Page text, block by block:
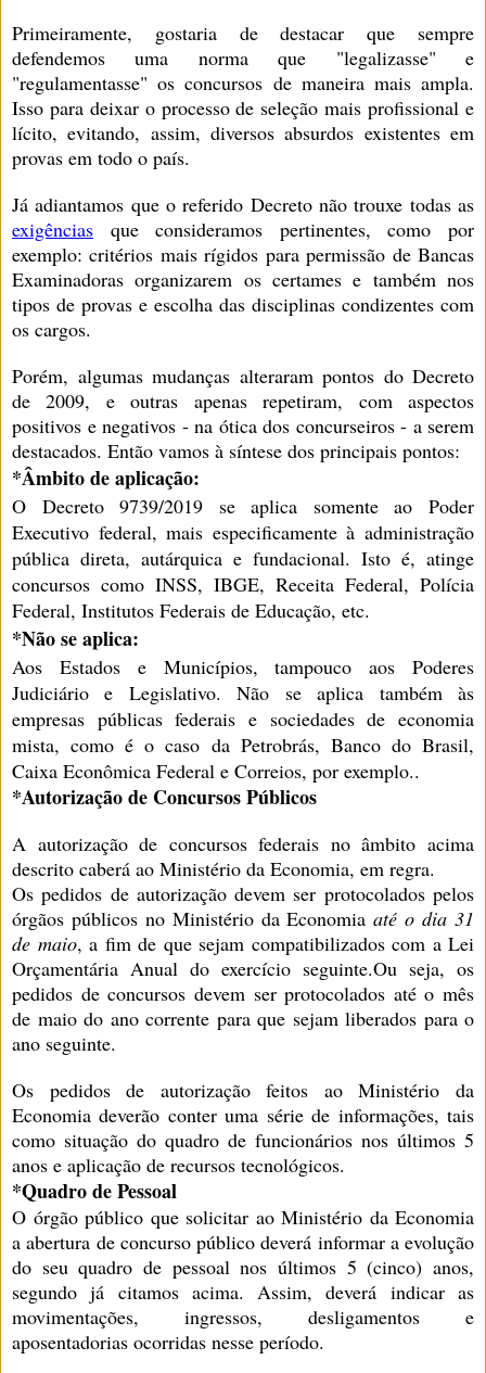
Primeiramente, gostaria de destacar que sempre
defendemos uma norma que "legalizasse" e
"regulamentasse" os concursos de maneira mais ampla.
Isso para deixar o processo de seleção mais profissional e
lícito, evitando, assim, diversos absurdos existentes em
provas em todo o país.
Já adiantamos que o referido Decreto não trouxe todas as
exigências que consideramos pertinentes, como por
exemplo: critérios mais rígidos para permissão de Bancas
Examinadoras organizarem os certames e também nos
tipos de provas e escolha das disciplinas condizentes com
os cargos.
Porém, algumas mudanças alteraram pontos do Decreto
de 2009, e outras apenas repetiram, com aspectos
positivos e negativos - na ótica dos concurseiros - a serem
destacados. Então vamos à síntese dos principais pontos:
*Âmbito de aplicação:
O Decreto 9739/2019 se aplica somente ao Poder
Executivo federal, mais especificamente à administração
pública direta, autárquica e fundacional. Isto é, atinge
concursos como INSS, IBGE, Receita Federal, Polícia
Federal, Institutos Federais de Educação, etc.
*Não se aplica:
Aos Estados e Municípios, tampouco aos Poderes
Judiciário e Legislativo. Não se aplica também às
empresas públicas federais e sociedades de economia
mista, como é o caso da Petrobrás, Banco do Brasil,
Caixa Econômica Federal e Correios, por exemplo..
*Autorização de Concursos Públicos
A autorização de concursos federais no âmbito acima
descrito caberá ao Ministério da Economia, em regra.
Os pedidos de autorização devem ser protocolados pelos
órgãos públicos no Ministério da Economiaaté o dia 31
de maio, a fim de que sejam compatibilizados com a Lei
Orçamentária Anual do exercício seguinte.Ou seja, os
pedidos de concursos devem ser protocolados até o mês
de maio do ano corrente para que sejam liberados para o
ano seguinte.
Os pedidos de autorização feitos ao Ministério da
Economia deverão conter uma série de informações, tais
como situação do quadro de funcionários nos últimos 5
anos e aplicação de recursos tecnológicos.
*Quadro de Pessoal
O órgão público que solicitar ao Ministério da Economia
a abertura de concurso público deverá informar a evolução
do seu quadro de pessoal nos últimos 5 (cinco) anos,
segundo já citamos acima. Assim, deverá indicar as
movimentações, ingressos, desligamentos e
aposentadorias ocorridas nesse período.